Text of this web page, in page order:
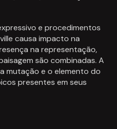
e procedimentos
causa impacto na
na representação,
são combinadas. A
mutação e o elemento do
presentes em seus